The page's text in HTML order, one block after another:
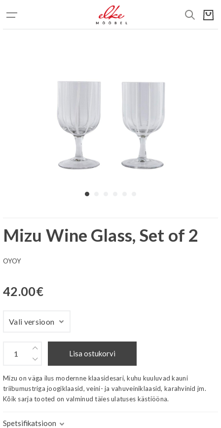
Mizu Wine Glass, Set of 2
OYOY
42.00€
Lisa ostukorvi
Mizu on väga ilus modernne klaasidesari, kuhu kuuluvad kauni
triibumustriga joogiklaasid, veini- ja vahuveiniklaasid, karahvinid jm.
Kõik sarja tooted on valminud täies ulatuses kästiööna.
Spetsifikatsioon